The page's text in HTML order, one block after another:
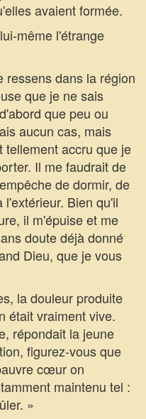
avaient formée.
même l'étrange
ressens dans la région
que je ne sais
que peu ou
aucun cas, mais
tellement accru que je
Il me faudrait de
de dormir, de
Bien qu'il
il m'épuise et me
doute déjà donné
Dieu, que je vous
la douleur produite
était vraiment vive.
répondait la jeune
figurez-vous que
cœur on
maintenu tel :
»